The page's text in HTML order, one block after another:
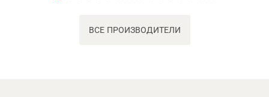
ВСЕ ПРОИЗВОДИТЕЛИ